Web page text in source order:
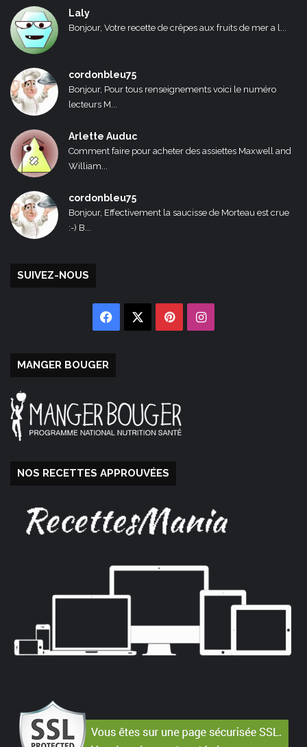
Laly
Bonjour, Votre recette de crêpes aux fruits de mer a l...
cordonbleu75
Bonjour, Pour tous renseignements voici le numéro
lecteurs M...
Arlette Auduc
Comment faire pour acheter des assiettes Maxwell and
William...
cordonbleu75
Bonjour, Effectivement la saucisse de Morteau est crue
:-) B...
SUIVEZ-NOUS
Facebook PinterestInstagram
MANGER BOUGER
NOS RECETTES APPROUVÉES